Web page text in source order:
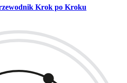
Krok po Kroku